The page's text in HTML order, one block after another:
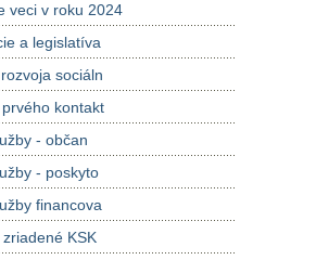
veci v roku 2024
a legislatíva
sociáln
kontakt
- občan
- poskyto
financova
KSK